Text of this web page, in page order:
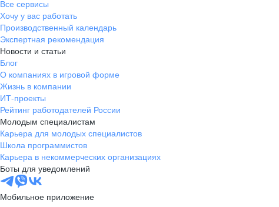
Все сервисы
Хочу у вас работать
Производственный календарь
Экспертная рекомендация
Новости и статьи
Блог
О компаниях в игровой форме
Жизнь в компании
ИТ-проекты
Рейтинг работодателей России
Молодым специалистам
Карьера для молодых специалистов
Школа программистов
Карьера в некоммерческих организациях
Боты для уведомлений
Мобильное приложение